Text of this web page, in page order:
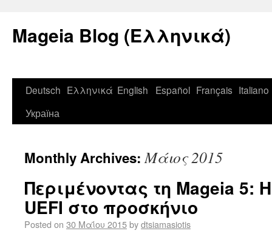
Mageia Blog (Ελληνικά)
Deutsch Ελληνικά English Español Français Italiano
Україна
Monthly Archives:Μάιος 2015
Περιμένοντας τη Mageia 5:
UEFI στο προσκήνιο
Posted on 30 Μαΐου 2015bydtsiamasiotis